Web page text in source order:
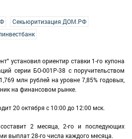
Секьюритизация ДОМ.РФ
установил ориентир ставки 1-го купона
серии БО-001P-38 с поручительством
млн рублей на уровне 7,85% годовых,
на финансовом рынке.
20 октября с 10:00 до 12:00 мск.
2 месяца, 2-го и последующих
выплат 28-го числа каждого месяца.